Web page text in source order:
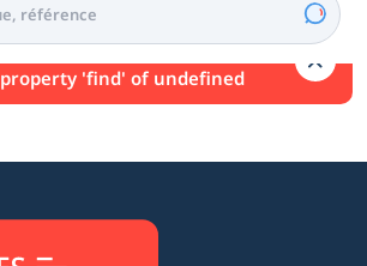
est survenue.
'find' of undefined